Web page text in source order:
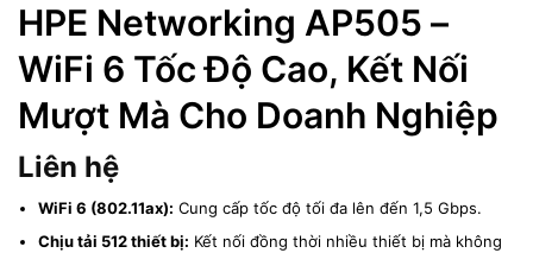
HPE Networking AP505 –
WiFi 6 Tốc Độ Cao, Kết Nối
Mượt Mà Cho Doanh Nghiệp
Liên hệ
WiFi 6 (802.11ax): Cung cấp tốc độ tối đa lên đến 1,5 Gbps.
Chịu tải 512 thiết bị: Kết nối đồng thời nhiều thiết bị mà không